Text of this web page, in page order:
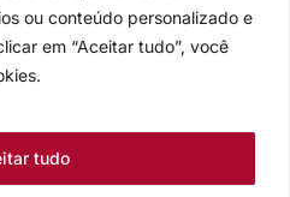
ou conteúdo personalizado e
em “Aceitar tudo”, você
tudo
Luterana no Brasil
Passos, 202/4º andar Centro -